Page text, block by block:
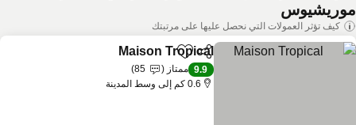
كيف تؤثر العمولات التي نحصل عليها على مرتبتك
مشاركةAdd to favorites
Maison Tropical
9.9 ممتاز
85
0.6 كم إلى وسط المدينة